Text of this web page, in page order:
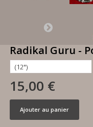
Radikal Guru -
15,00 €
Ajouter au panier